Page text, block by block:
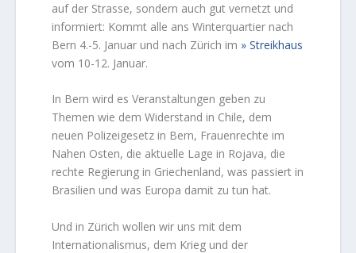
auf der Strasse, sondern auch gut vernetzt und
informiert: Kommt alle ans Winterquartier nach
Bern 4.-5. Januar und nach Zürich im
Streikhaus
vom 10-12. Januar.
In Bern wird es Veranstaltungen geben zu
Themen wie dem Widerstand in Chile, dem
neuen Polizeigesetz in Bern, Frauenrechte im
Nahen Osten, die aktuelle Lage in Rojava, die
rechte Regierung in Griechenland, was passiert in
Brasilien und was Europa damit zu tun hat.
Und in Zürich wollen wir uns mit dem
Internationalismus, dem Krieg und der